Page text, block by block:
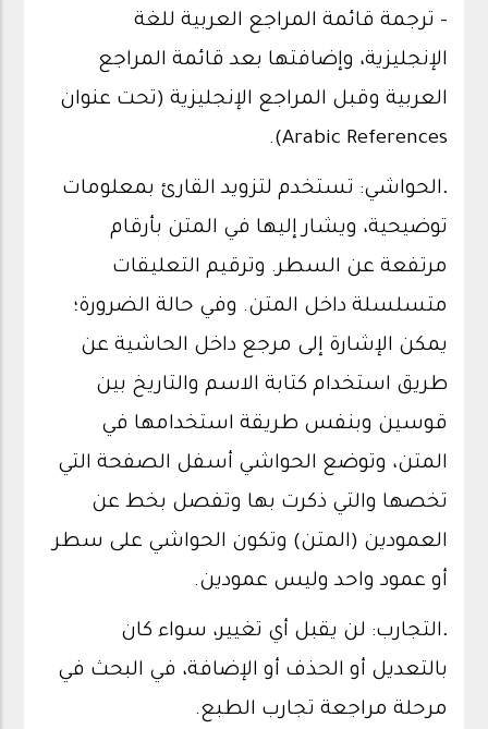
- ترجمة قائمة المراجع العربية للغة
الإنجليزية، وإضافتها بعد قائمة المراجع
العربية وقبل المراجع الإنجليزية (تحت عنوان
Arabic References).
.الحواشي: تستخدم لتزويد القارئ بمعلومات
توضيحية، ويشار إليها في المتن بأرقام
مرتفعة عن السطر. وترقيم التعليقات
متسلسلة داخل المتن. وفي حالة الضرورة؛
يمكن الإشارة إلى مرجع داخل الحاشية عن
طريق استخدام كتابة الاسم والتاريخ بين
قوسين وبنفس طريقة استخدامها في
المتن، وتوضع الحواشي أسفل الصفحة التي
تخصها والتي ذكرت بها وتفصل بخط عن
العمودين (المتن) وتكون الحواشي على سطر
أو عمود واحد وليس عمودين.
.التجارب: لن يقبل أي تغيير، سواء كان
بالتعديل أو الحذف أو الإضافة، في البحث في
مرحلة مراجعة تجارب الطبع.